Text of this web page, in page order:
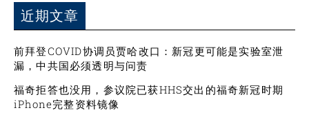
近期文章
前拜登COVID协调员贾哈改口：新冠更可能是实验室泄
漏，中共国必须透明与问责
福奇拒答也没用，参议院已获HHS交出的福奇新冠时期
iPhone完整资料镜像